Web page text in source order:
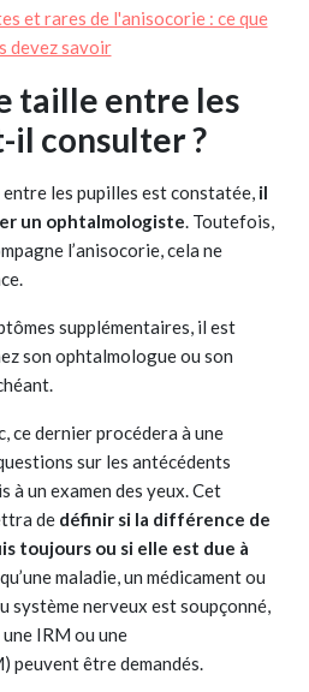
et rares de l'anisocorie : ce que
devez savoir
taille entre les
il consulter ?
les pupilles est constatée, il
un ophtalmologiste. Toutefois,
l’anisocorie, cela ne
supplémentaires, il est
son ophtalmologue ou son
ce dernier procédera à une
sur les antécédents
à un examen des yeux. Cet
de définir si la différence de
toujours ou si elle est due à
maladie, un médicament ou
système nerveux est soupçonné,
une IRM ou une
peuvent être demandés.